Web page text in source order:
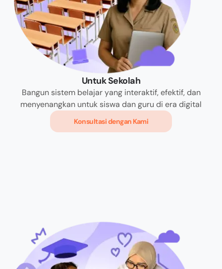
Untuk Sekolah
Bangun sistem belajar yang interaktif, efektif, dan
menyenangkan untuk siswa dan guru di era digital
Konsultasi dengan Kami